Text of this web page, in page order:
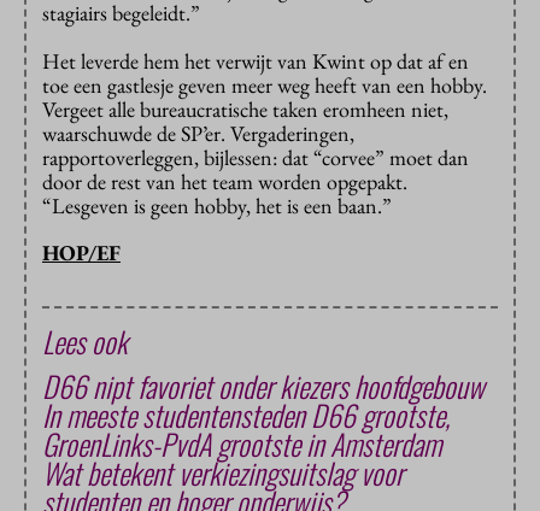
stagiairs begeleidt.”
Het leverde hem het verwijt van Kwint op dat af en
toe een gastlesje geven meer weg heeft van een hobby.
Vergeet alle bureaucratische taken eromheen niet,
waarschuwde de SP’er. Vergaderingen,
rapportoverleggen, bijlessen: dat “corvee” moet dan
door de rest van het team worden opgepakt.
“Lesgeven is geen hobby, het is een baan.”
HOP/EF
Lees ook
D66 nipt favoriet onder kiezers hoofdgebouw
In meeste studentensteden D66 grootste,
GroenLinks-PvdA grootste in Amsterdam
Wat betekent verkiezingsuitslag voor
studenten en hoger onderwijs?